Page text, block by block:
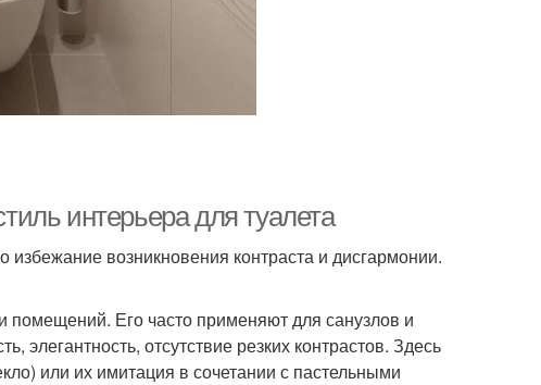
интерьера для туалета
возникновения контраста и дисгармонии.
Его часто применяют для санузлов и
элегантность, отсутствие резких контрастов. Здесь
или их имитация в сочетании с пастельными